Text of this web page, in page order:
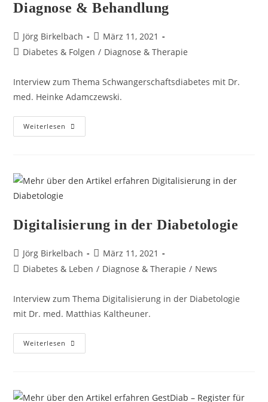
Diagnose & Behandlung
Jörg Birkelbach
März 11, 2021
Diabetes & Folgen / Diagnose & Therapie
Interview zum Thema Schwangerschaftsdiabetes mit Dr.
med. Heinke Adamczewski.
Weiterlesen
Digitalisierung in der Diabetologie
Jörg Birkelbach
März 11, 2021
Diabetes & Leben / Diagnose & Therapie / News
Interview zum Thema Digitalisierung in der Diabetologie
mit Dr. med. Matthias Kaltheuner.
Weiterlesen